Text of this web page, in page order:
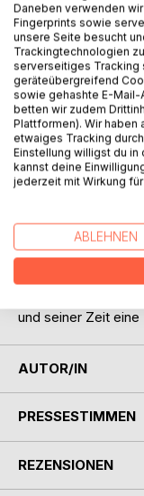
BESCHREIBUNG
Der Schriftsteller
Manns, war einer
nach, die Klaus
beschreibt die
Dabei finden auch
Das Buch richtet
Weimarer
des Exils sowie für
Ein `Who is Who´
und seiner Zeit
AUTOR/IN
PRESSESTIMMEN
REZENSIONEN
Daneben verwenden
Fingerprints sowie
unsere Seite besucht
Trackingtechnologien
serverseitiges Tracking
geräteübergreifend
sowie gehashte E-Mail-
betten wir zudem
Plattformen). Wir haben
etwaiges Tracking
Einstellung willigst du in
kannst deine
jederzeit mit Wirkung
ABLEHNEN